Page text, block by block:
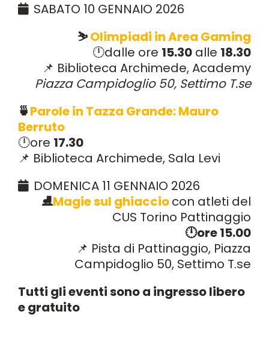
SABATO 10 GENNAIO 2026
⛷️Olimpiadi in Area Gaming
🕛dalle ore 15.30 alle 18.30
📌 Biblioteca Archimede, Academy
Piazza Campidoglio 50, Settimo T.se
🍵Parole in Tazza Grande: Mauro
Berruto
🕛ore 17.30
📌 Biblioteca Archimede, Sala Levi
DOMENICA 11 GENNAIO 2026
⛸️Magie sul ghiacciocon atleti del
CUS Torino Pattinaggio
🕛ore 15.00
📌 Pista di Pattinaggio, Piazza
Campidoglio 50, Settimo T.se
Tutti gli eventi sono a ingresso libero
e gratuito